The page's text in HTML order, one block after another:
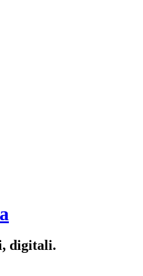
digitali.